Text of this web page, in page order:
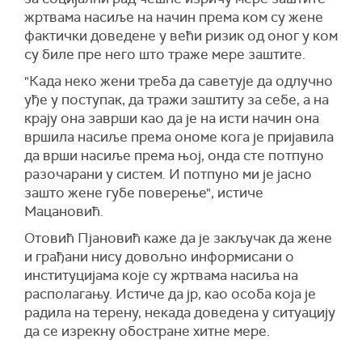
жртвама насиље на начин према ком су жене
фактички доведене у већи ризик од оног у ком
су биле пре него што траже мере заштите.
"Када неко жени треба да саветује да одлучно
уђе у поступак, да тражи заштиту за себе, а на
крају она заврши као да је на исти начин она
вршила насиље према ономе кога је пријавила
да врши насиље према њој, онда сте потпуно
разочарани у систем. И потпуно ми је јасно
зашто жене губе поверење", истиче
Мацановић.
Отовић Пјановић каже да је закључак да жене
и грађани нису довољно информисани о
институцијама које су жртвама насиља на
располагању. Истиче да јр, као особа која је
радила на терену, некада доведена у ситуацију
да се изрекну обостране хитне мере.